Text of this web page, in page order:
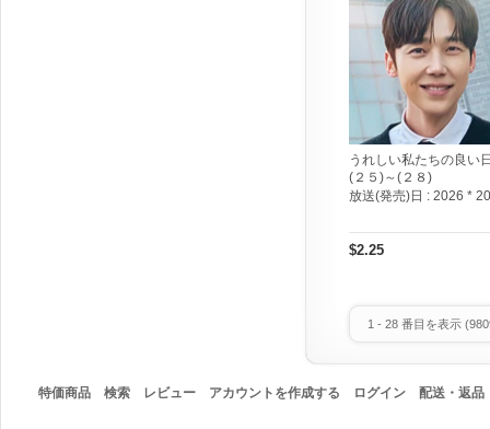
うれしい私たちの良い
(２５)～(２８)
放送(発売)日 : 2026 *
$2.25
1 - 28 番目を表示 (
特価商品 検索 レビュー アカウントを作成する ログイン 配送・返品